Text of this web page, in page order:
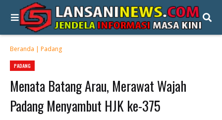
Beranda | Padang
PADANG
Menata Batang Arau, Merawat Wajah
Padang Menyambut HJK ke-375